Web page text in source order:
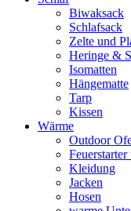
Biwaksack
Schlafsack
Zelte und
Heringe &
Isomatten
Hängematte
Tarp
Kissen
Wärme
Outdoor
Kleidung
Jacken
Hosen